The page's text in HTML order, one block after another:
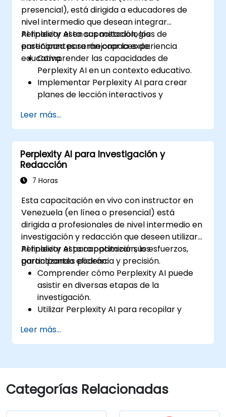
presencial), está dirigida a educadores de
nivel intermedio que desean integrar
Perplexity AI en sus metodologías de
enseñanza para mejorar la experiencia
educativa.
Al finalizar esta capacitación, los
participantes serán capaces de:
Comprender las capacidades de
Perplexity AI en un contexto educativo.
Implementar Perplexity AI para crear
planes de lección interactivos y
Utilizar Perplexity AI para evaluaciones
estudiantiles y retroalimentación.
Explorar el potencial de la IA en el
aprendizaje personalizado.
Leer más...
Perplexity AI para Investigación y
Redacción
7 Horas
Esta capacitación en vivo con instructor en
Venezuela (en línea o presencial) está
dirigida a profesionales de nivel intermedio en
investigación y redacción que deseen utilizar
Perplexity AI para optimizar sus esfuerzos,
garantizando eficiencia y precisión.
Al finalizar esta capacitación, los
participantes podrán:
Comprender cómo Perplexity AI puede
asistir en diversas etapas de la
investigación.
Utilizar Perplexity AI para recopilar y
Mejorar su proceso de redacción
mediante ideas y sugerencias impulsadas
Aplicar Perplexity AI en proyectos de
redacción académica y profesional.
Leer más...
Categorías Relacionadas